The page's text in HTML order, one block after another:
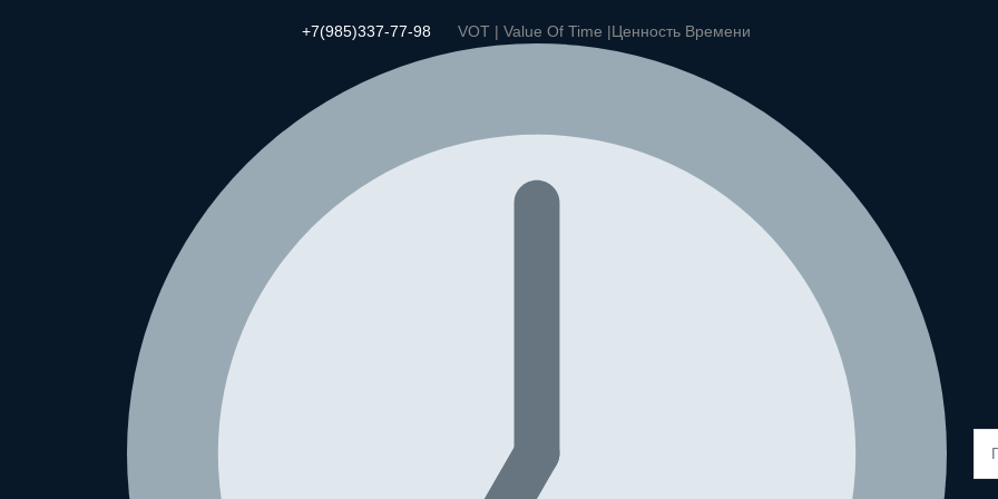
+7(985)337-77-98 VOT | Value Of Time |Ценность Времени